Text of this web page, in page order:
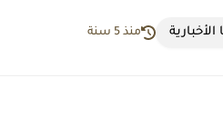
منذ 5 سنة